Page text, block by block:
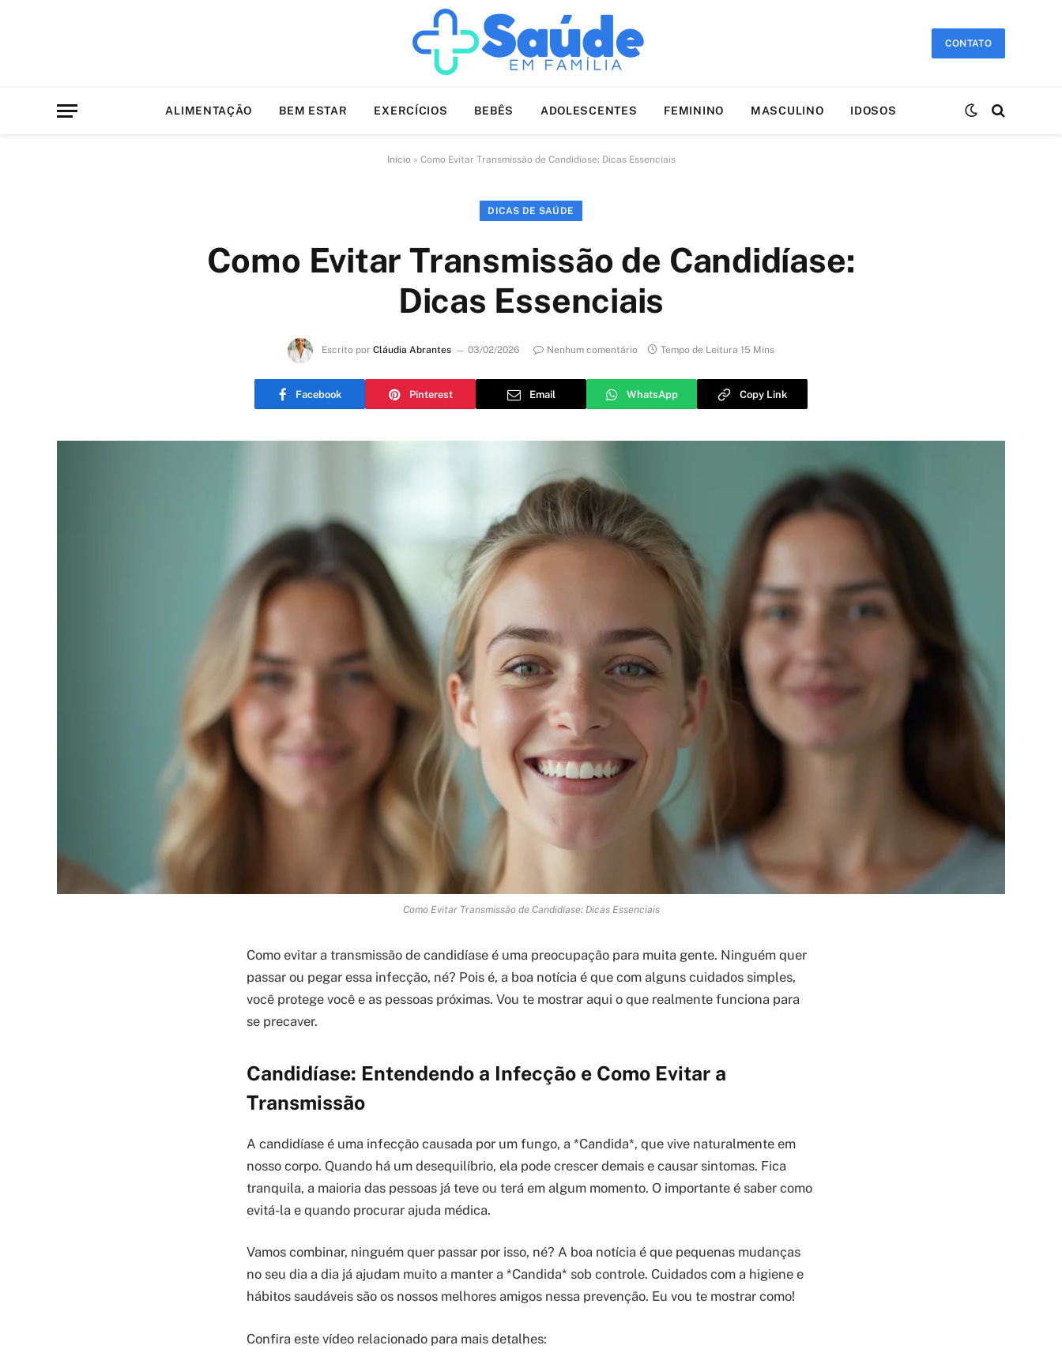
CONTATO
ALIMENTAÇÃO BEM ESTAR EXERCÍCIOS BEBÊS ADOLESCENTES FEMININO MASCULINO IDOSOS
Início » Como Evitar Transmissão de Candidíase: Dicas Essenciais
DICAS DE SAÚDE
Como Evitar Transmissão de Candidíase:
Dicas Essenciais
Escrito por Cláudia Abrantes 03/02/2026 Nenhum comentário Tempo de Leitura 15 Mins
Facebook Pinterest Email WhatsApp Copy Link
Como Evitar Transmissão de Candidíase: Dicas Essenciais
Como evitar a transmissão de candidíase é uma preocupação para muita gente. Ninguém quer
passar ou pegar essa infecção, né? Pois é, a boa notícia é que com alguns cuidados simples,
você protege você e as pessoas próximas. Vou te mostrar aqui o que realmente funciona para
se precaver.
Candidíase: Entendendo a Infecção e Como Evitar a
Transmissão
A candidíase é uma infecção causada por um fungo, a *Candida*, que vive naturalmente em
nosso corpo. Quando há um desequilíbrio, ela pode crescer demais e causar sintomas. Fica
tranquila, a maioria das pessoas já teve ou terá em algum momento. O importante é saber como
evitá-la e quando procurar ajuda médica.
Vamos combinar, ninguém quer passar por isso, né? A boa notícia é que pequenas mudanças
no seu dia a dia já ajudam muito a manter a *Candida* sob controle. Cuidados com a higiene e
hábitos saudáveis são os nossos melhores amigos nessa prevenção. Eu vou te mostrar como!
Confira este vídeo relacionado para mais detalhes: